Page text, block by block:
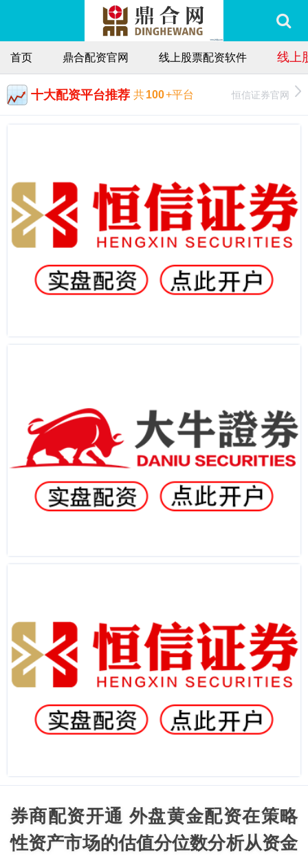
首页 鼎合配资官网 线上股票配资软件 线上
十大配资平台推荐 共100+平台 恒信证券官网
券商配资开通 外盘黄金配资在策略
性资产市场的估值分位数分析从资金